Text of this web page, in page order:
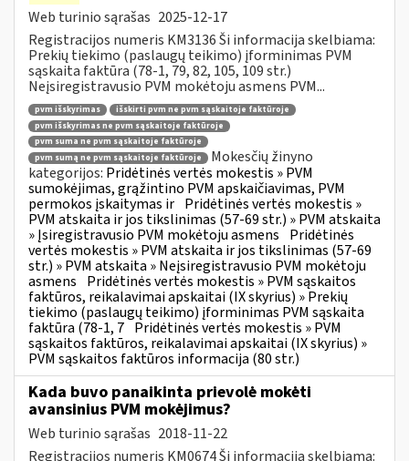
Web turinio sąrašas 2025-12-17
Registracijos numeris KM3136 Ši informacija skelbiama:
Prekių tiekimo (paslaugų teikimo) įforminimas PVM
sąskaita faktūra (78-1, 79, 82, 105, 109 str.)
Neįsiregistravusio PVM mokėtoju asmens PVM...
pvm išskyrimas
išskirti pvm ne pvm sąskaitoje faktūroje
pvm išskyrimas ne pvm sąskaitoje faktūroje
pvm suma ne pvm sąskaitoje faktūroje
pvm sumą ne pvm sąskaitoje faktūroje
Mokesčių žinyno
kategorijos: Pridėtinės vertės mokestis » PVM
sumokėjimas, grąžintino PVM apskaičiavimas, PVM
permokos įskaitymas ir Pridėtinės vertės mokestis »
PVM atskaita ir jos tikslinimas (57-69 str.) » PVM atskaita
» Įsiregistravusio PVM mokėtoju asmens Pridėtinės
vertės mokestis » PVM atskaita ir jos tikslinimas (57-69
str.) » PVM atskaita » Neįsiregistravusio PVM mokėtoju
asmens Pridėtinės vertės mokestis » PVM sąskaitos
faktūros, reikalavimai apskaitai (IX skyrius) » Prekių
tiekimo (paslaugų teikimo) įforminimas PVM sąskaita
faktūra (78-1, 7 Pridėtinės vertės mokestis » PVM
sąskaitos faktūros, reikalavimai apskaitai (IX skyrius) »
PVM sąskaitos faktūros informacija (80 str.)
Kada buvo panaikinta prievolė mokėti
avansinius PVM mokėjimus?
Web turinio sąrašas 2018-11-22
Registracijos numeris KM0674 Ši informacija skelbiama: